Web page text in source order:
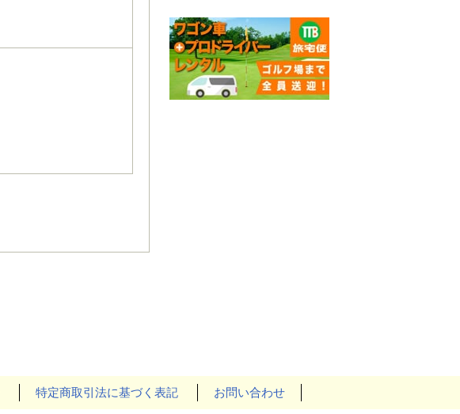
特定商取引法に基づく表記 お問い合わせ